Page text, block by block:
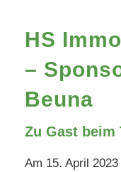
HS
–
Beuna
Zu Gast beim
Am 15. April